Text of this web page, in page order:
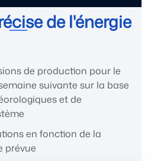
de l'énergie
de production pour le
suivante sur la base
et de
en fonction de la
prévue